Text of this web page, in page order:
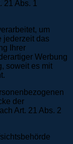
21 Abs. 1
um
jederzeit das
Ihrer
Werbung
soweit es mit
der
Art. 21 Abs. 2